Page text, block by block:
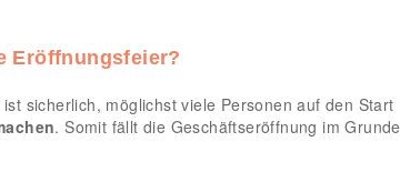
Eröffnungsfeier?
sicherlich, möglichst viele Personen auf den Start
. Somit fällt die Geschäftseröffnung im Grunde